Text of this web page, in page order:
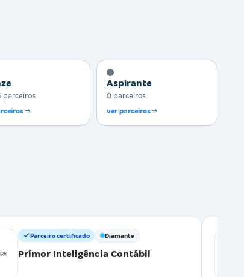
parceiros
Aspirante
0 parceiros
ver parceiros
Parceiro certificado Diamante
Prímor Inteligência Contábil